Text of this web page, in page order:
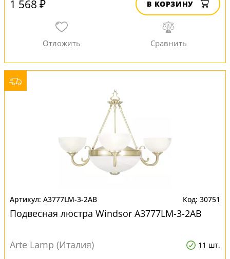
1 568 ₽ В КОРЗИНУ
A3777LM-3-2AB 30751
Подвесная люстра Windsor A3777LM-3-2AB
Arte Lamp (Италия) 11 шт.